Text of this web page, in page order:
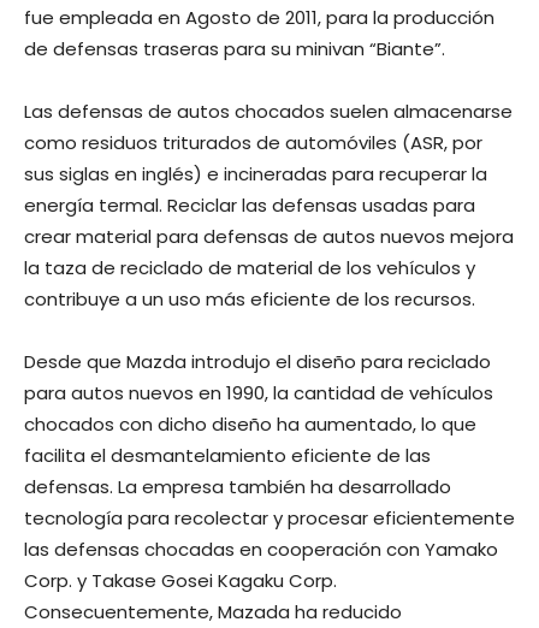
fue empleada en Agosto de 2011, para la producción
de defensas traseras para su minivan “Biante”.
Las defensas de autos chocados suelen almacenarse
como residuos triturados de automóviles (ASR, por
sus siglas en inglés) e incineradas para recuperar la
energía termal. Reciclar las defensas usadas para
crear material para defensas de autos nuevos mejora
la taza de reciclado de material de los vehículos y
contribuye a un uso más eficiente de los recursos.
Desde que Mazda introdujo el diseño para reciclado
para autos nuevos en 1990, la cantidad de vehículos
chocados con dicho diseño ha aumentado, lo que
facilita el desmantelamiento eficiente de las
defensas. La empresa también ha desarrollado
tecnología para recolectar y procesar eficientemente
las defensas chocadas en cooperación con Yamako
Corp. y Takase Gosei Kagaku Corp.
Consecuentemente, Mazada ha reducido